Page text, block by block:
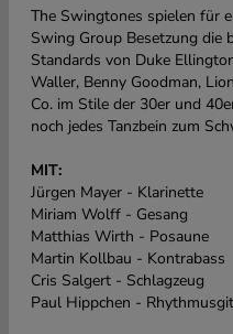
The Swingtones spielen für
Swing Group Besetzung die
Standards von Duke
Waller, Benny Goodman,
Co. im Stile der 30er und
noch jedes Tanzbein zum
MIT:
Jürgen Mayer - Klarinette
Miriam Wolff - Gesang
Matthias Wirth - Posaune
Martin Kollbau - Kontrabass
Cris Salgert - Schlagzeug
Paul Hippchen -